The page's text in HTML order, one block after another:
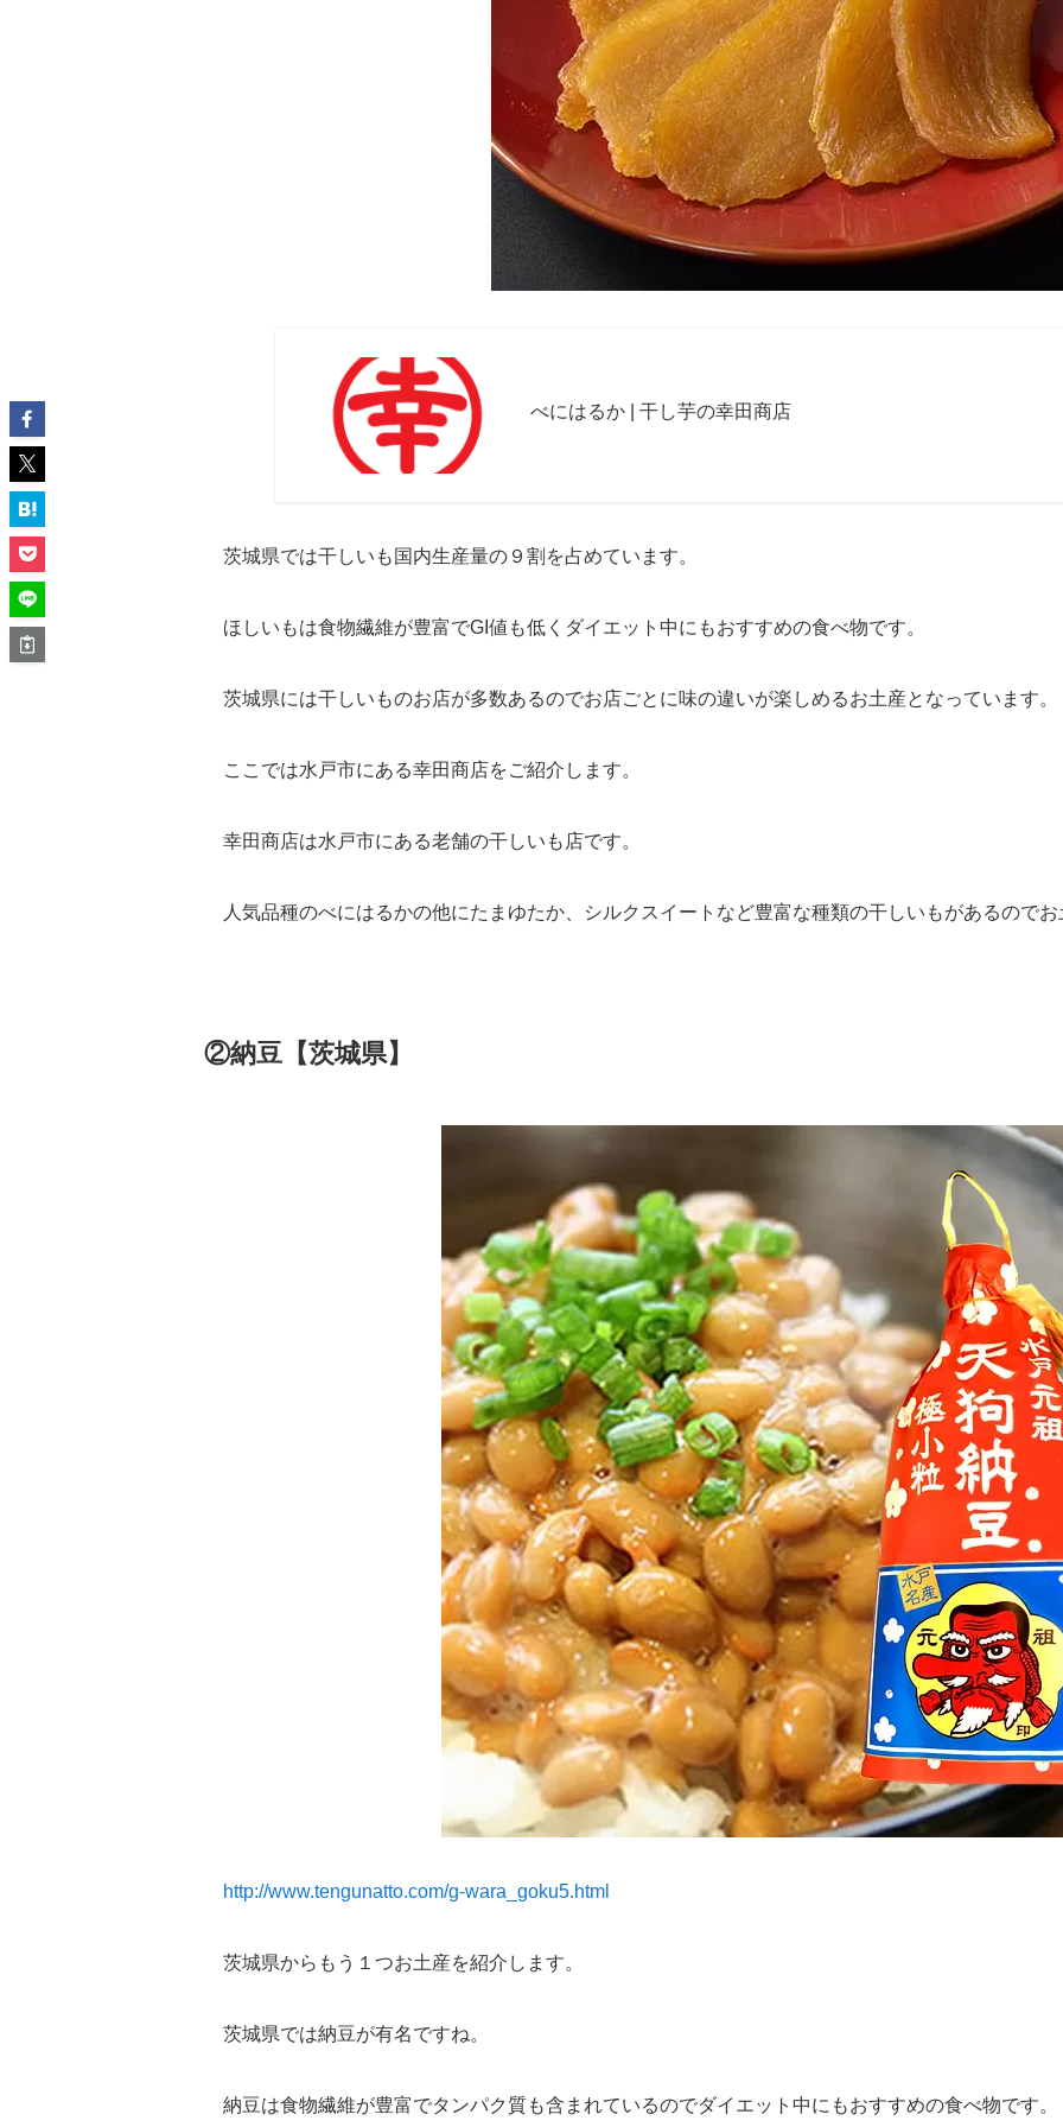
べにはるか | 干し芋の幸田商店
茨城県では干しいも国内生産量の９割を占めています。
ほしいもは食物繊維が豊富でGI値も低くダイエット中にもおすすめの食べ物です。
茨城県には干しいものお店が多数あるのでお店ごとに味の違いが楽しめるお土産となっています。
ここでは水戸市にある幸田商店をご紹介します。
幸田商店は水戸市にある老舗の干しいも店です。
人気品種のべにはるかの他にたまゆたか、シルクスイートなど豊富な種類の干しいもがあるのでお
②納豆【茨城県】
http://www.tengunatto.com/g-wara_goku5.html
茨城県からもう１つお土産を紹介します。
茨城県では納豆が有名ですね。
納豆は食物繊維が豊富でタンパク質も含まれているのでダイエット中にもおすすめの食べ物です。